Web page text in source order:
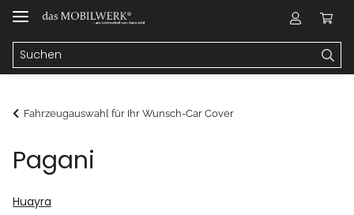
Fahrzeugauswahl für Ihr Wunsch-Car Cover
Pagani
Huayra